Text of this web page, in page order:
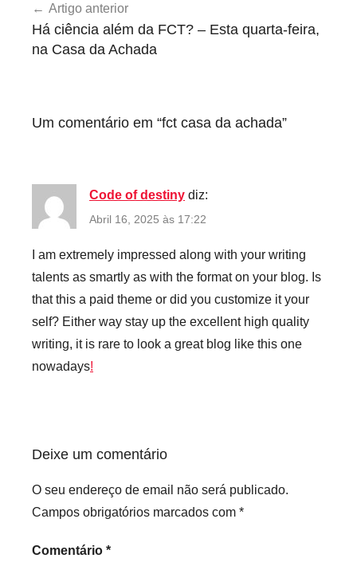
de
artigos
Artigo anterior
Há ciência além da FCT? – Esta quarta-feira,
na Casa da Achada
Um comentário em “fct casa da achada”
Code of destiny diz:
Abril 16, 2025 às 17:22
I am extremely impressed along with your writing
talents as smartly as with the format on your blog. Is
that this a paid theme or did you customize it your
self? Either way stay up the excellent high quality
writing, it is rare to look a great blog like this one
nowadays!
Deixe um comentário
O seu endereço de email não será publicado.
Campos obrigatórios marcados com *
Comentário *